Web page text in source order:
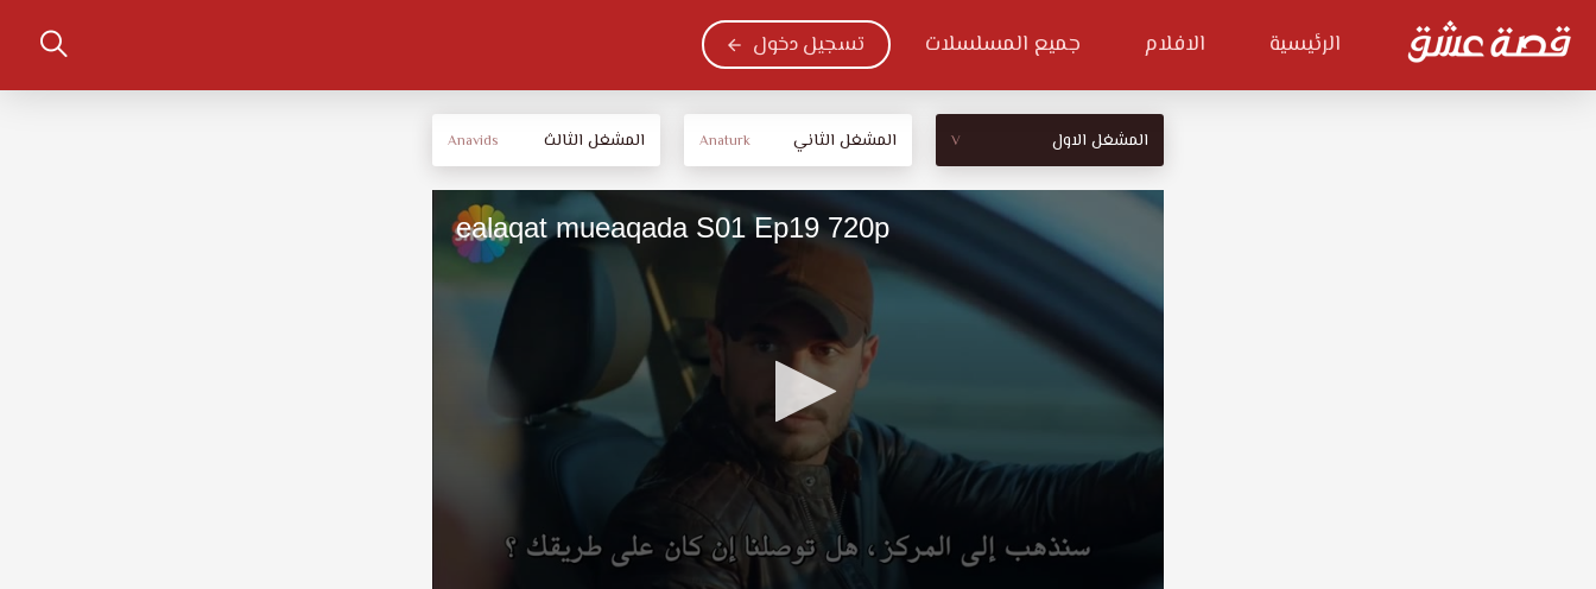
الرئيسية الافلام جميع المسلسلات تسجيل دخول
المشغل الاول V المشغل الثاني Anaturk المشغل الثالث Anavids